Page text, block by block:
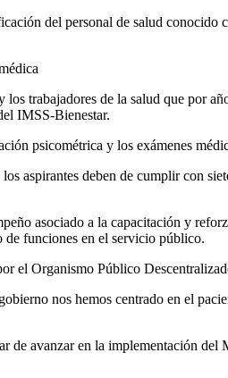
del personal de salud conocido
trabajadores de la salud que por
IMSS-Bienestar.
psicométrica y los exámenes
aspirantes deben de cumplir con
asociado a la capacitación y
funciones en el servicio público.
el Organismo Público
nos hemos centrado en el
de avanzar en la implementación